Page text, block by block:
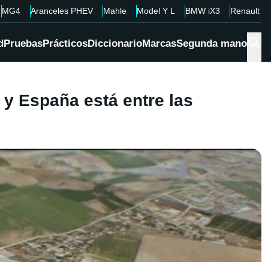
MG4 Aranceles PHEV Mahle Model Y L BMW iX3 Renault
PruebasPrácticosDiccionarioMarcasSegunda mano
España está entre las